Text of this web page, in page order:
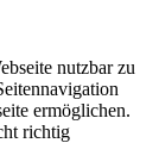
nutzbar zu
ermöglichen.
richtig